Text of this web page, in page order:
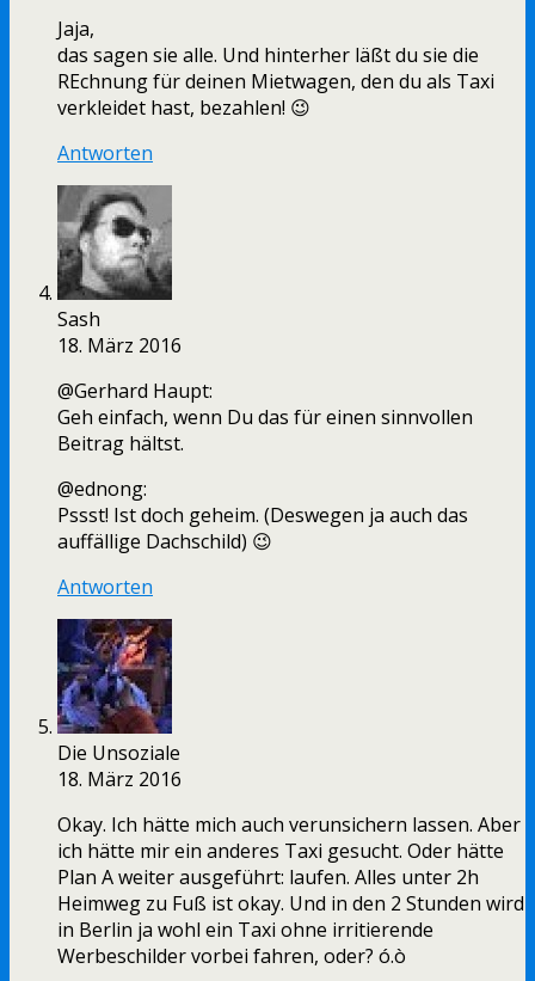
Jaja,
das sagen sie alle. Und hinterher läßt du sie die
REchnung für deinen Mietwagen, den du als Taxi
verkleidet hast, bezahlen! 😉
Antworten
Sash
18. März 2016
@Gerhard Haupt:
Geh einfach, wenn Du das für einen sinnvollen
Beitrag hältst.
@ednong:
Pssst! Ist doch geheim. (Deswegen ja auch das
auffällige Dachschild) 😉
Antworten
Die Unsoziale
18. März 2016
Okay. Ich hätte mich auch verunsichern lassen. Aber
ich hätte mir ein anderes Taxi gesucht. Oder hätte
Plan A weiter ausgeführt: laufen. Alles unter 2h
Heimweg zu Fuß ist okay. Und in den 2 Stunden wird
in Berlin ja wohl ein Taxi ohne irritierende
Werbeschilder vorbei fahren, oder? ó.ò